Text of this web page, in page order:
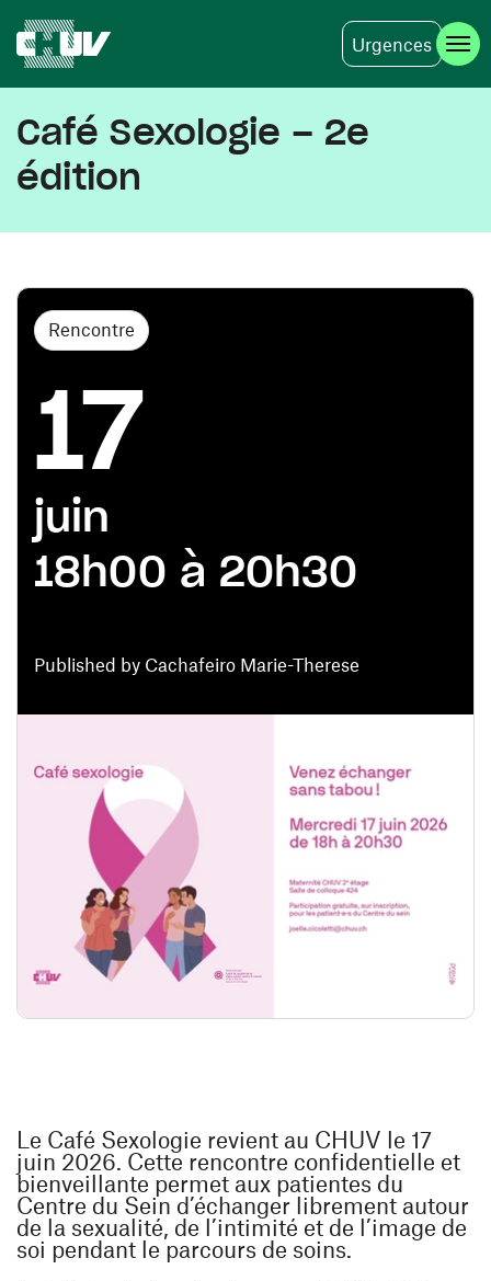
Urgences
Café Sexologie – 2e
édition
Published by Cachafeiro Marie-Therese
Rencontre
17
juin
18h00 à 20h30
Le Café Sexologie revient au CHUV le 17
juin 2026. Cette rencontre confidentielle et
bienveillante permet aux patientes du
Centre du Sein d’échanger librement autour
de la sexualité, de l’intimité et de l’image de
soi pendant le parcours de soins.